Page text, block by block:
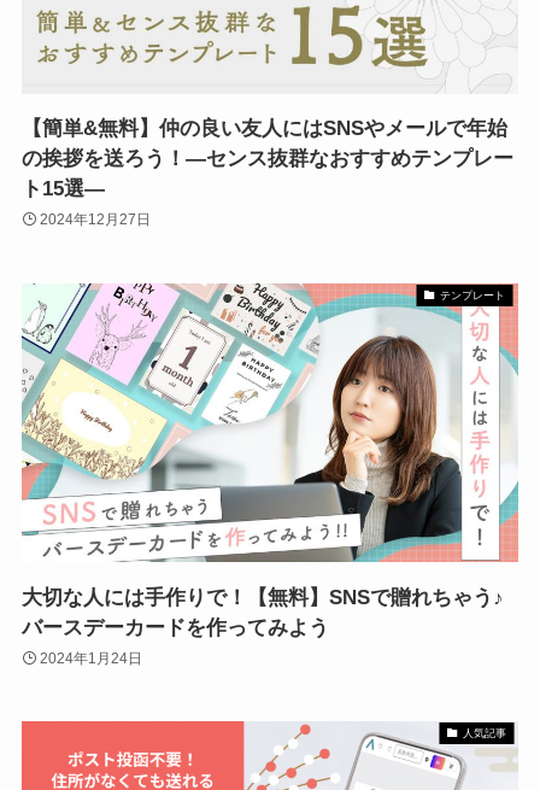
【簡単&無料】仲の良い友人にはSNSやメールで年始
の挨拶を送ろう！―センス抜群なおすすめテンプレー
ト15選―
2024年12月27日
テンプレート
大切な人には手作りで！【無料】SNSで贈れちゃう♪
バースデーカードを作ってみよう
2024年1月24日
人気記事